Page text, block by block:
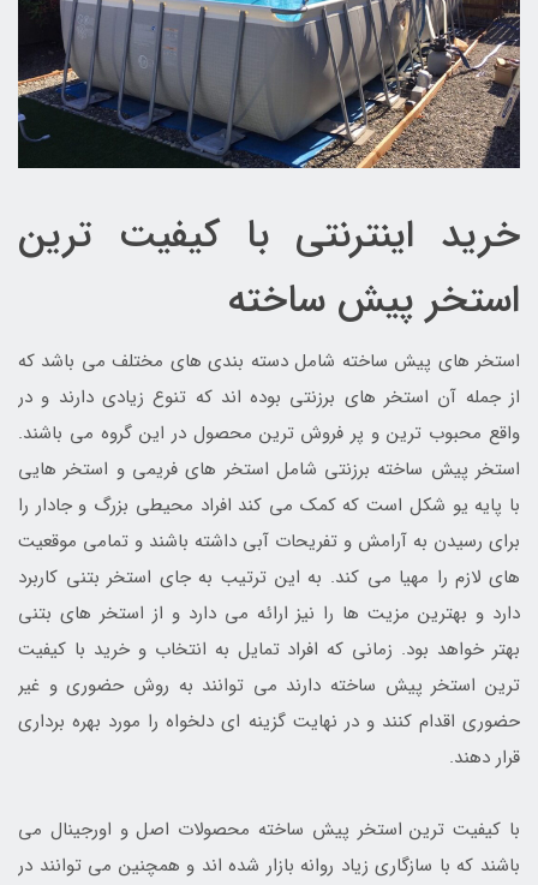
خرید اینترنتی با کیفیت ترین
استخر پیش ساخته
استخر های پیش ساخته شامل دسته بندی های مختلف می باشد که
از جمله آن استخر های برزنتی بوده اند که تنوع زیادی دارند و در
واقع محبوب ترین و پر فروش ترین محصول در این گروه می باشند.
استخر پیش ساخته برزنتی شامل استخر های فریمی و استخر هایی
با پایه یو شکل است که کمک می کند افراد محیطی بزرگ و جادار را
برای رسیدن به آرامش و تفریحات آبی داشته باشند و تمامی موقعیت
های لازم را مهیا می کند. به این ترتیب به جای استخر بتنی کاربرد
دارد و بهترین مزیت ها را نیز ارائه می دارد و از استخر های بتنی
بهتر خواهد بود. زمانی که افراد تمایل به انتخاب و خرید با کیفیت
ترین استخر پیش ساخته دارند می توانند به روش حضوری و غیر
حضوری اقدام کنند و در نهایت گزینه ای دلخواه را مورد بهره برداری
قرار دهند.
با کیفیت ترین استخر پیش ساخته محصولات اصل و اورجینال می
باشند که با سازگاری زیاد روانه بازار شده اند و همچنین می توانند در